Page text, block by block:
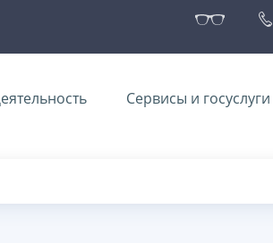
Сервисы и госуслуги